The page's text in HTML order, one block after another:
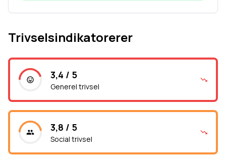
Trivselsindikatorerer
3,4 / 5
Generel trivsel
3,8 / 5
Social trivsel